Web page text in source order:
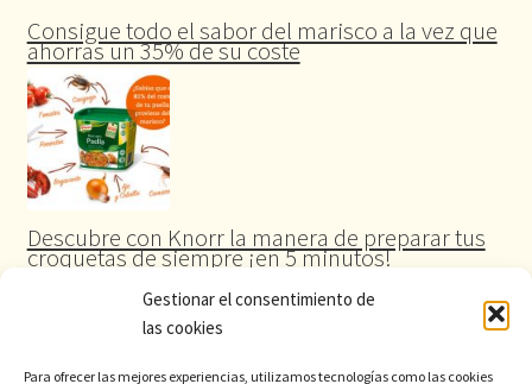
Gestionar el consentimiento de
las cookies
Para ofrecer las mejores experiencias, utilizamos tecnologías como las cookies
Consigue todo el sabor del marisco a la vez que
ahorras un 35% de su coste
Descubre con Knorr la manera de preparar tus
croquetas de siempre ¡en 5 minutos!